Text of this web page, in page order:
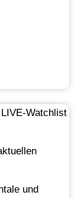
Watchlist
und